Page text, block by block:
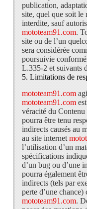
publication,
site, quel que soit le
interdite, sauf
mototeam91.com.
site ou de l’un
sera considérée
poursuivie
L.335-2 et suivants
5. Limitations de
mototeam91.com
mototeam91.comest
véracité du Contenu
pourra être tenu
indirects causés au
au site internet
l’utilisation d’un
spécifications
d’un bug ou d’une
pourra également
indirects (tels par
perte d’une
mototeam91.com.